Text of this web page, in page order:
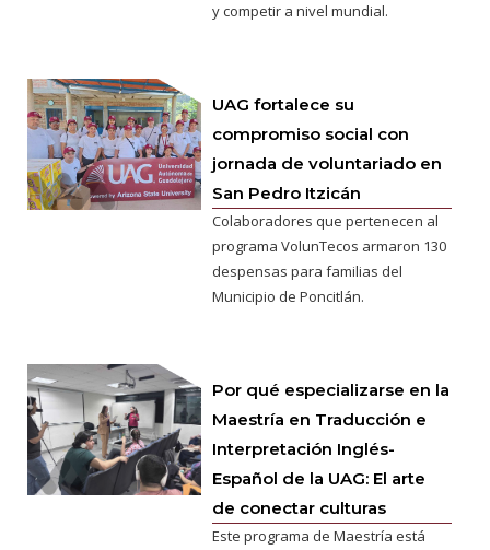
y competir a nivel mundial.
UAG fortalece su
compromiso social con
jornada de voluntariado en
San Pedro Itzicán
Colaboradores que pertenecen al
programa VolunTecos armaron 130
despensas para familias del
Municipio de Poncitlán.
Por qué especializarse en la
Maestría en Traducción e
Interpretación Inglés-
Español de la UAG: El arte
de conectar culturas
Este programa de Maestría está